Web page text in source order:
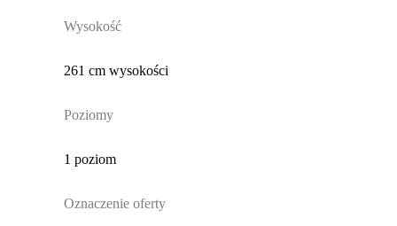
Wysokość
261 cm wysokości
Poziomy
1 poziom
Oznaczenie oferty